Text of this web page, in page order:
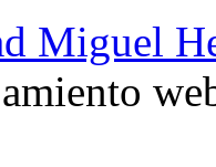
Miguel